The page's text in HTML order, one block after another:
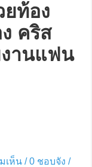
ยท้อง
คริส
งานแฟน
เห็น /0ชอบจัง /